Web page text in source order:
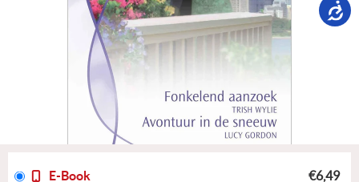
E-Book €6,49